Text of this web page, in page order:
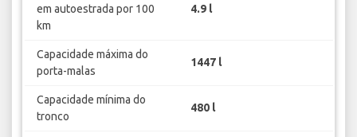
em autoestrada por 100
km
4.9 l
Capacidade máxima do
porta-malas
1447 l
Capacidade mínima do
tronco
480 l